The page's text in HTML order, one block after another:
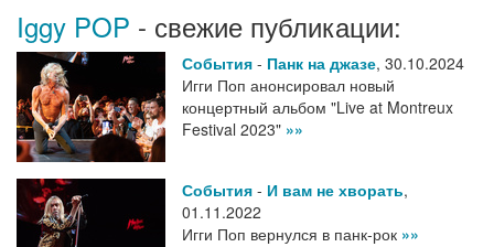
Iggy POP - свежие публикации:
События - Панк на джазе, 30.10.2024
Игги Поп анонсировал новый
концертный альбом "Live at Montreux
Festival 2023" »»
События - И вам не хворать,
01.11.2022
Игги Поп вернулся в панк-рок »»